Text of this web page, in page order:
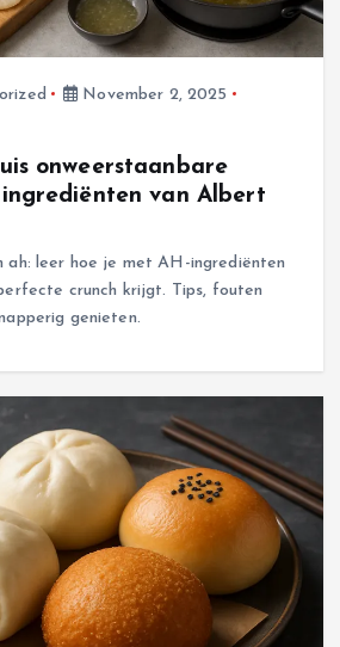
November 2, 2025
onweerstaanbare
van Albert
ah: leer hoe je met AH-ingrediënten
crunch krijgt. Tips, fouten
genieten.